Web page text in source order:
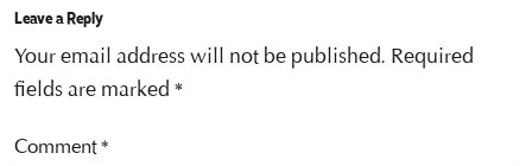
Leave a Reply
Your email address will not be published. Required
fields are marked *
Comment*